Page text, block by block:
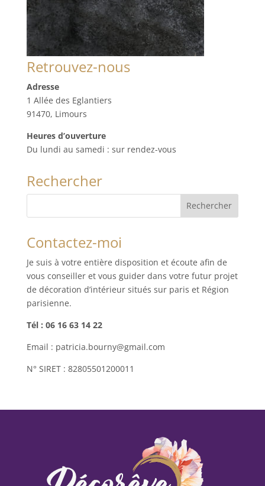
Retrouvez-nous
Adresse
1 Allée des Eglantiers
91470, Limours
Heures d’ouverture
Du lundi au samedi : sur rendez-vous
Rechercher
Contactez-moi
Je suis à votre entière disposition et écoute afin de
vous conseiller et vous guider dans votre futur projet
de décoration d’intérieur situés sur paris et Région
parisienne.
Tél : 06 16 63 14 22
Email : patricia.bourny@gmail.com
N° SIRET : 82805501200011